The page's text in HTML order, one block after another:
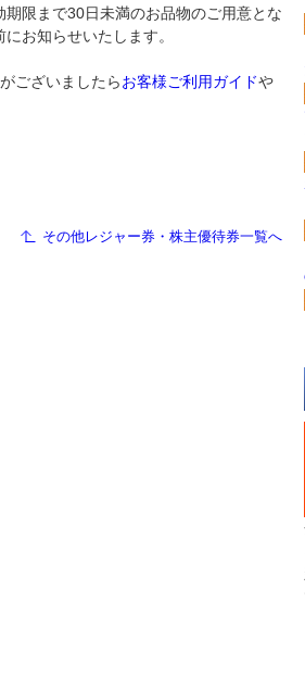
限まで30日未満のお品物のご用意とな
お知らせいたします。
ございましたらお客様ご利用ガイドや
その他レジャー券・株主優待券一覧へ